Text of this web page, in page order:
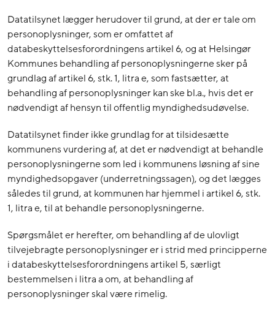
Datatilsynet lægger herudover til grund, at der er tale om
personoplysninger, som er omfattet af
databeskyttelsesforordningens artikel 6, og at Helsingør
Kommunes behandling af personoplysningerne sker på
grundlag af artikel 6, stk. 1, litra e, som fastsætter, at
behandling af personoplysninger kan ske bl.a., hvis det er
nødvendigt af hensyn til offentlig myndighedsudøvelse.
Datatilsynet finder ikke grundlag for at tilsidesætte
kommunens vurdering af, at det er nødvendigt at behandle
personoplysningerne som led i kommunens løsning af sine
myndighedsopgaver (underretningssagen), og det lægges
således til grund, at kommunen har hjemmel i artikel 6, stk.
1, litra e, til at behandle personoplysningerne.
Spørgsmålet er herefter, om behandling af de ulovligt
tilvejebragte personoplysninger er i strid med principperne
i databeskyttelsesforordningens artikel 5, særligt
bestemmelsen i litra a om, at behandling af
personoplysninger skal være rimelig.